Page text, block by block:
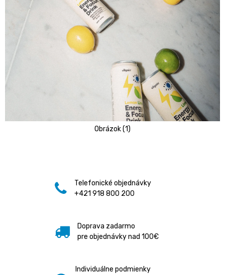
Obrázok (1)
Telefonické objednávky
+421 918 800 200
Doprava zadarmo
pre objednávky nad 100€
Individuálne podmienky